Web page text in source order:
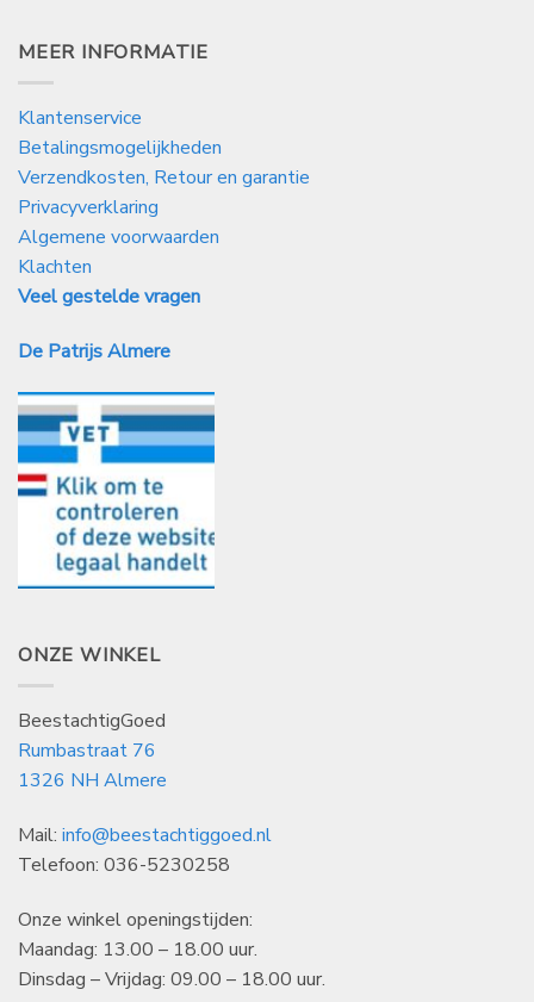
MEER INFORMATIE
Klantenservice
Betalingsmogelijkheden
Verzendkosten, Retour en garantie
Privacyverklaring
Algemene voorwaarden
Klachten
Veel gestelde vragen
De Patrijs Almere
ONZE WINKEL
BeestachtigGoed
Rumbastraat 76
1326 NH Almere
Mail: info@beestachtiggoed.nl
Telefoon: 036-5230258
Onze winkel openingstijden:
Maandag: 13.00 – 18.00 uur.
Dinsdag – Vrijdag: 09.00 – 18.00 uur.